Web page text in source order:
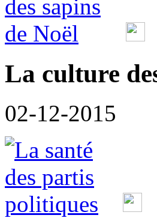
La culture
02-12-2015